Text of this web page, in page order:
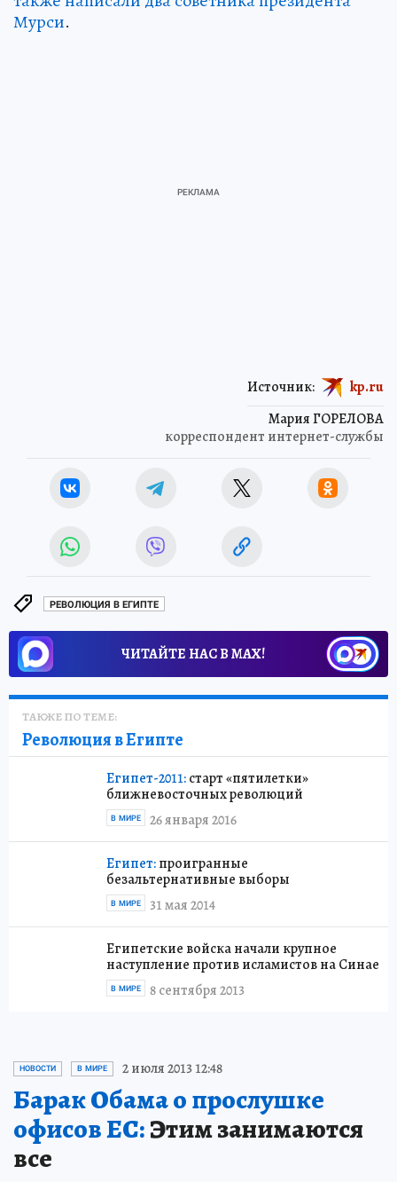
Мурси.
Мария ГОРЕЛОВА
корреспондент интернет-службы
Источник: kp.ru
РЕВОЛЮЦИЯ В ЕГИПТЕ
ЧИТАЙТЕ НАС В МАХ!
ТАКЖЕ ПО ТЕМЕ:
Революция в Египте
Египет-2011:старт «пятилетки»
ближневосточных революций
26 января 2016
В МИРЕ
Египет:проигранные
безальтернативные выборы
31 мая 2014
В МИРЕ
Египетские войска начали крупное
наступление против исламистов на Синае
8 сентября 2013
В МИРЕ
НОВОСТИ В МИРЕ 2 июля 2013 12:48
Барак Обама о прослушке
офисов ЕС:Этим занимаются
все